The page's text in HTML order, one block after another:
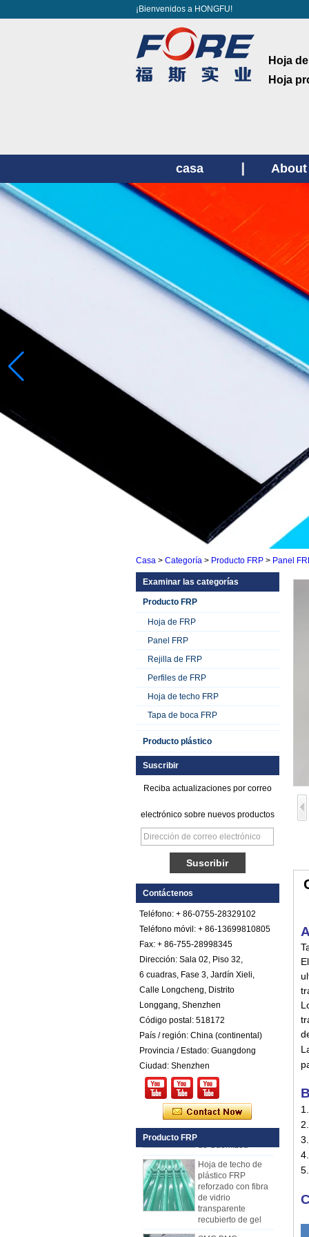
¡Bienvenidos a HONGFU!
Hoja
Hoja
casa
Casa> Categoría> Producto FRP> Panel
Examinar las categorías
Producto FRP
Hoja de FRP
Panel FRP
Rejilla de FRP
Perfiles de FRP
Hoja de techo FRP
Tapa de boca FRP
Producto plástico
Suscribir
Reciba actualizaciones por correo
electrónico sobre nuevos productos
Contáctenos
Teléfono: + 86-0755-28329102
Teléfono móvil: + 86-13699810805
Fax: + 86-755-28998345
Dirección: Sala 02, Piso 32,
6 cuadras, Fase 3, Jardín Xieli,
Calle Longcheng, Distrito
Longgang, Shenzhen
Código postal: 518172
País / región: China (continental)
Provincia / Estado: Guangdong
Ciudad: Shenzhen
Producto FRP
Hoja de FRP de
con fibra de vidrio y
polietileno satinado
Hoja Pebbled FRP
reforzado con fibra
de vidrio COTA de
color
Comstom Thickness
White Black RV
aislamiento GRP
FRP Paneles en
venta
Panel compuesto
reforzado con fibra
de vidrio FRP PU
plástico para
remolques
Rejilla de FRP de
plástico reforzado
con fibra de vidrio
amarillo cóncavo de
25 mm de grosor
Perfiles plásticos
reforzados fibra de
vidrio del haz de
canal del tubo Rod
Hoja de techo de
plástico FRP
reforzado con fibra
de vidrio
transparente
recubierto de gel
SMC BMC